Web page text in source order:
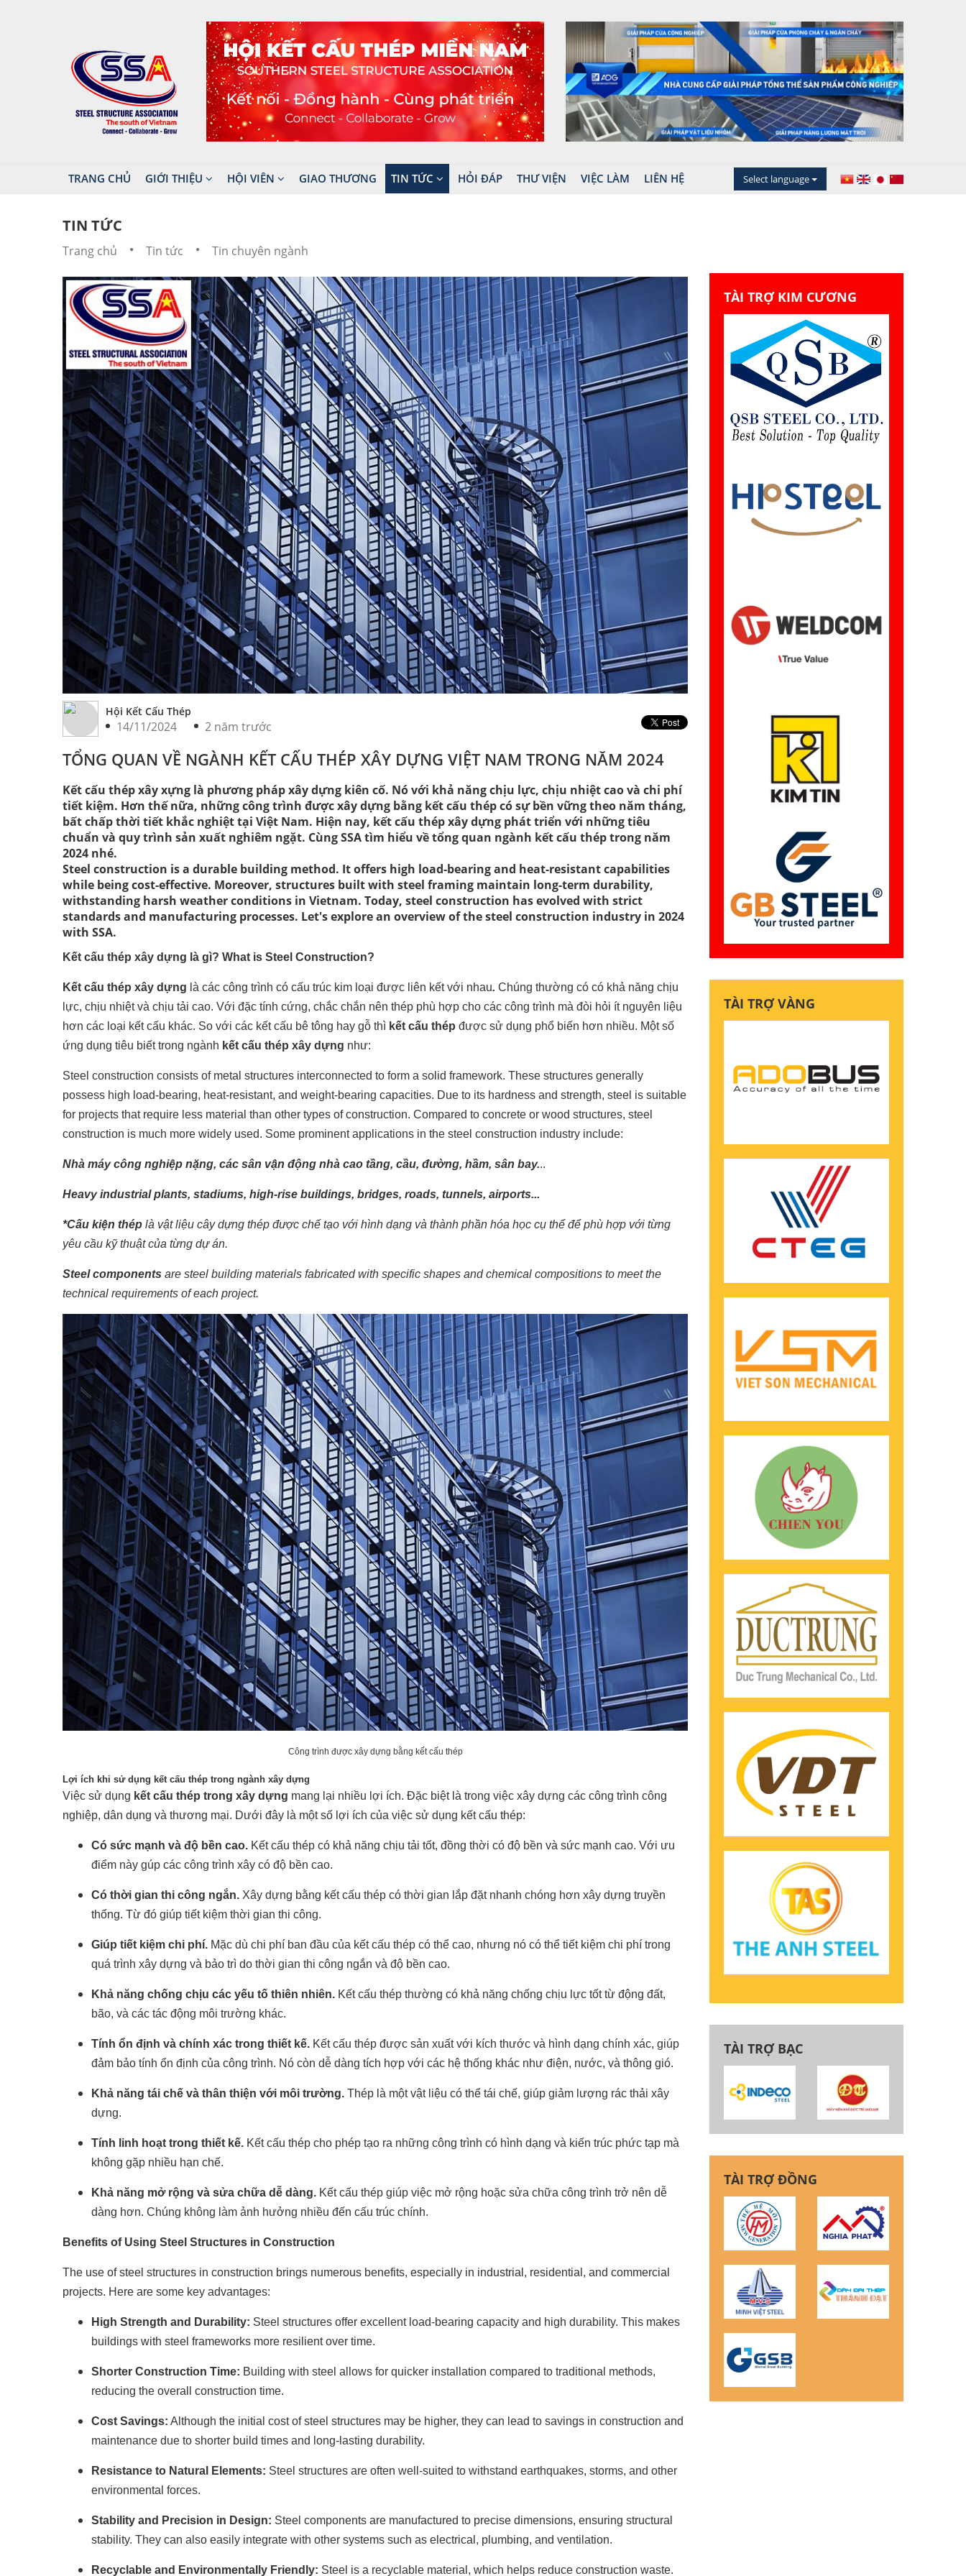
TRANG CHỦ GIỚI THIỆU HỘI VIÊN GIAO THƯƠNG TIN TỨC HỎI ĐÁP THƯ VIỆN VIỆC LÀM LIÊN HỆ Select language
TIN TỨC
Trang chủ Tin tức Tin chuyên ngành
Hội Kết Cấu Thép
14/11/2024 2 năm trước
TỔNG QUAN VỀ NGÀNH KẾT CẤU THÉP XÂY DỰNG VIỆT NAM TRONG NĂM 2024
Kết cấu thép xây xựng là phương pháp xây dựng kiên cố. Nó với khả năng chịu lực, chịu nhiệt cao và chi phí
tiết kiệm. Hơn thế nữa, những công trình được xây dựng bằng kết cấu thép có sự bền vững theo năm tháng,
bất chấp thời tiết khắc nghiệt tại Việt Nam. Hiện nay, kết cấu thép xây dựng phát triển với những tiêu
chuẩn và quy trình sản xuất nghiêm ngặt. Cùng SSA tìm hiểu về tổng quan ngành kết cấu thép trong năm
2024 nhé.
Steel construction is a durable building method. It offers high load-bearing and heat-resistant capabilities
while being cost-effective. Moreover, structures built with steel framing maintain long-term durability,
withstanding harsh weather conditions in Vietnam. Today, steel construction has evolved with strict
standards and manufacturing processes. Let's explore an overview of the steel construction industry in 2024
with SSA.
Kết cấu thép xây dựng là gì? What is Steel Construction?
Kết cấu thép xây dựng là các công trình có cấu trúc kim loại được liên kết với nhau. Chúng thường có có khả năng chịu
lực, chịu nhiệt và chịu tải cao. Với đặc tính cứng, chắc chắn nên thép phù hợp cho các công trình mà đòi hỏi ít nguyên liệu
hơn các loại kết cấu khác. So với các kết cấu bê tông hay gỗ thì kết cấu thép được sử dụng phổ biến hơn nhiều. Một số
ứng dụng tiêu biết trong ngành kết cấu thép xây dựng như:
Steel construction consists of metal structures interconnected to form a solid framework. These structures generally
possess high load-bearing, heat-resistant, and weight-bearing capacities. Due to its hardness and strength, steel is suitable
for projects that require less material than other types of construction. Compared to concrete or wood structures, steel
construction is much more widely used. Some prominent applications in the steel construction industry include:
Nhà máy công nghiệp nặng, các sân vận động nhà cao tầng, cầu, đường, hầm, sân bay...
Heavy industrial plants, stadiums, high-rise buildings, bridges, roads, tunnels, airports...
*Cấu kiện thép là vật liệu cây dựng thép được chế tạo với hình dạng và thành phần hóa học cụ thể để phù hợp với từng
yêu cầu kỹ thuật của từng dự án.
Steel components are steel building materials fabricated with specific shapes and chemical compositions to meet the
technical requirements of each project.
Công trình được xây dựng bằng kết cấu thép
Lợi ích khi sử dụng kết cấu thép trong ngành xây dựng
Việc sử dụng kết cấu thép trong xây dựng mang lại nhiều lợi ích. Đặc biệt là trong việc xây dựng các công trình công
nghiệp, dân dụng và thương mại. Dưới đây là một số lợi ích của việc sử dụng kết cấu thép:
Có sức mạnh và độ bền cao. Kết cấu thép có khả năng chịu tải tốt, đồng thời có độ bền và sức mạnh cao. Với ưu
điểm này gúp các công trình xây có độ bền cao.
Có thời gian thi công ngắn. Xây dựng bằng kết cấu thép có thời gian lắp đặt nhanh chóng hơn xây dựng truyền
thống. Từ đó giúp tiết kiệm thời gian thi công.
Giúp tiết kiệm chi phí. Mặc dù chi phí ban đầu của kết cấu thép có thể cao, nhưng nó có thể tiết kiệm chi phí trong
quá trình xây dựng và bảo trì do thời gian thi công ngắn và độ bền cao.
Khả năng chống chịu các yếu tố thiên nhiên. Kết cấu thép thường có khả năng chống chịu lực tốt từ động đất,
bão, và các tác động môi trường khác.
Tính ổn định và chính xác trong thiết kế. Kết cấu thép được sản xuất với kích thước và hình dạng chính xác, giúp
đảm bảo tính ổn định của công trình. Nó còn dễ dàng tích hợp với các hệ thống khác như điện, nước, và thông gió.
Khả năng tái chế và thân thiện với môi trường. Thép là một vật liệu có thể tái chế, giúp giảm lượng rác thải xây
dựng.
Tính linh hoạt trong thiết kế. Kết cấu thép cho phép tạo ra những công trình có hình dạng và kiến trúc phức tạp mà
không gặp nhiều hạn chế.
Khả năng mở rộng và sửa chữa dễ dàng. Kết cấu thép giúp việc mở rộng hoặc sửa chữa công trình trở nên dễ
dàng hơn. Chúng không làm ảnh hưởng nhiều đến cấu trúc chính.
Benefits of Using Steel Structures in Construction
The use of steel structures in construction brings numerous benefits, especially in industrial, residential, and commercial
projects. Here are some key advantages:
High Strength and Durability: Steel structures offer excellent load-bearing capacity and high durability. This makes
buildings with steel frameworks more resilient over time.
Shorter Construction Time: Building with steel allows for quicker installation compared to traditional methods,
reducing the overall construction time.
Cost Savings: Although the initial cost of steel structures may be higher, they can lead to savings in construction and
maintenance due to shorter build times and long-lasting durability.
Resistance to Natural Elements: Steel structures are often well-suited to withstand earthquakes, storms, and other
environmental forces.
Stability and Precision in Design: Steel components are manufactured to precise dimensions, ensuring structural
stability. They can also easily integrate with other systems such as electrical, plumbing, and ventilation.
Recyclable and Environmentally Friendly: Steel is a recyclable material, which helps reduce construction waste.
TÀI TRỢ KIM CƯƠNG
TÀI TRỢ VÀNG
TÀI TRỢ BẠC
TÀI TRỢ ĐỒNG